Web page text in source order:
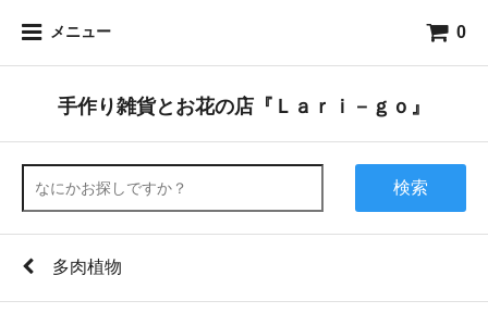
メニュー 0
手作り雑貨とお花の店『Ｌａｒｉ－ｇｏ』
検索
多肉植物